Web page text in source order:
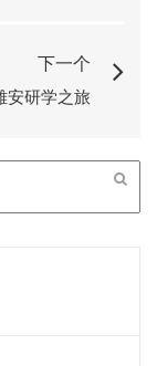
下一个
安研学之旅